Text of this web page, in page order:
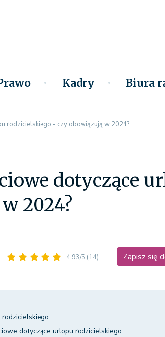
Kadry Biura
rodzicielskiego - czy obowiązują w 2024?
dotyczące
2024?
4.93/5 (14) Zapisz się
dotyczące urlopu rodzicielskiego